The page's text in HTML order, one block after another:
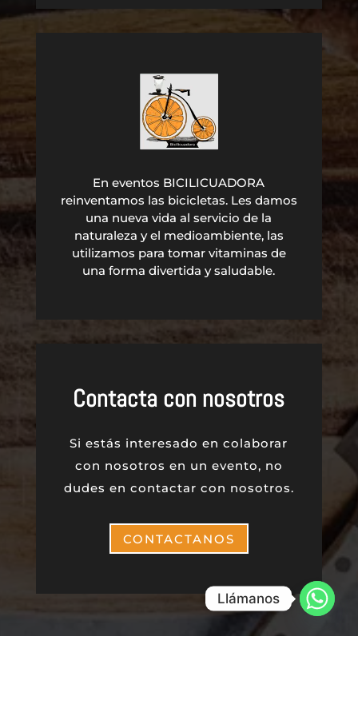
En eventos BICILICUADORA
reinventamos las bicicletas. Les damos
una nueva vida al servicio de la
naturaleza y el medioambiente, las
utilizamos para tomar vitaminas de
una forma divertida y saludable.
Contacta con nosotros
Si estás interesado en colaborar
con nosotros en un evento, no
dudes en contactar con nosotros.
CONTACTANOS
Llámanos